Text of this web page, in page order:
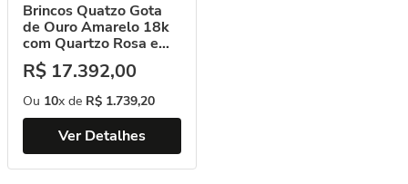
Brincos Quatzo Gota
de Ouro Amarelo 18k
com Quartzo Rosa e
Diamantes
R$ 17.392,00
Ou 10x de R$ 1.739,20
Ver Detalhes